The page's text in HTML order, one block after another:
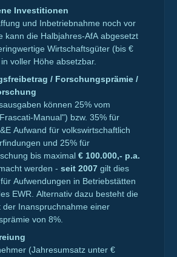
Investitionen
und Inbetriebnahme noch vor
kann die Halbjahres-AfA abgesetzt
Wirtschaftsgüter (bis €
voller Höhe absetzbar.
/ Forschungsprämie /
können 25% vom
Manual") bzw. 35% für
Aufwand für volkswirtschaftlich
und 25% für
bis maximal € 100.000,- p.a.
werden - seit 2007 gilt dies
Aufwendungen in Betriebstätten
EWR. Alternativ dazu besteht die
der Inanspruchnahme einer
von 8%.
(Jahresumsatz unter €